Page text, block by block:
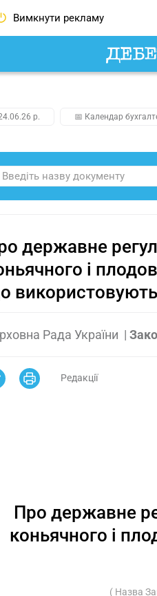
Вимкнути рекламу
р. 📅 Календар
державне
і
Рада України |
Редакції
Про державне
коньячного і
( Назва